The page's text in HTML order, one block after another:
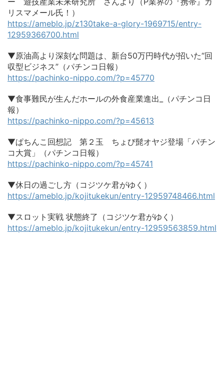
リスマメール氏！）
https://ameblo.jp/z130take-a-glory-1969715/entry-
12959366700.html
▼原油高より深刻な問題は、新台50万円時代が招いた“回
収型ビジネス”（パチンコ日報）
https://pachinko-nippo.com/?p=45770
▼食事難民が生んだホールの外食産業進出_（パチンコ日
報）
https://pachinko-nippo.com/?p=45613
▼ぱちんこ回想記 第２玉 ちょび髭オヤジ登場「パチン
コ大賞」（パチンコ日報）
https://pachinko-nippo.com/?p=45741
▼休日の過ごし方（コジツケ君がゆく）
https://ameblo.jp/kojitukekun/entry-12959748466.html
▼スロット実戦 状態終了（コジツケ君がゆく）
https://ameblo.jp/kojitukekun/entry-12959563859.html